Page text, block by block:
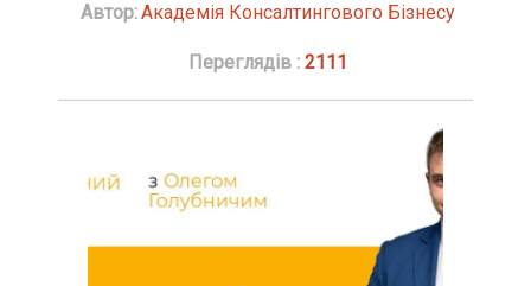
Автор:Академія Консалтингового Бізнесу
Переглядів :2111